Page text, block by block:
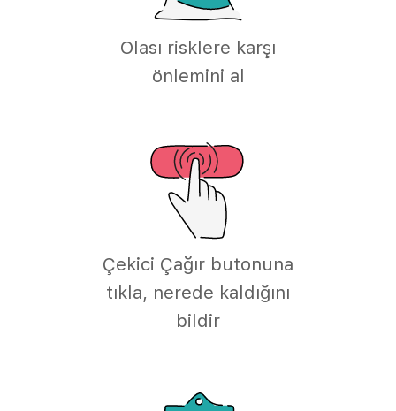
Olası risklere karşı
önlemini al
Çekici Çağır butonuna
tıkla, nerede kaldığını
bildir